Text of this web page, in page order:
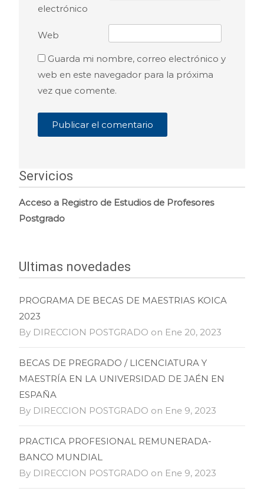
electrónico
Web
Guarda mi nombre, correo electrónico y
web en este navegador para la próxima
vez que comente.
Servicios
Acceso a Registro de Estudios de Profesores
Postgrado
Ultimas novedades
PROGRAMA DE BECAS DE MAESTRIAS KOICA
2023
By DIRECCION POSTGRADO on Ene 20, 2023
BECAS DE PREGRADO / LICENCIATURA Y
MAESTRÍA EN LA UNIVERSIDAD DE JAÉN EN
ESPAÑA
By DIRECCION POSTGRADO on Ene 9, 2023
PRACTICA PROFESIONAL REMUNERADA-
BANCO MUNDIAL
By DIRECCION POSTGRADO on Ene 9, 2023